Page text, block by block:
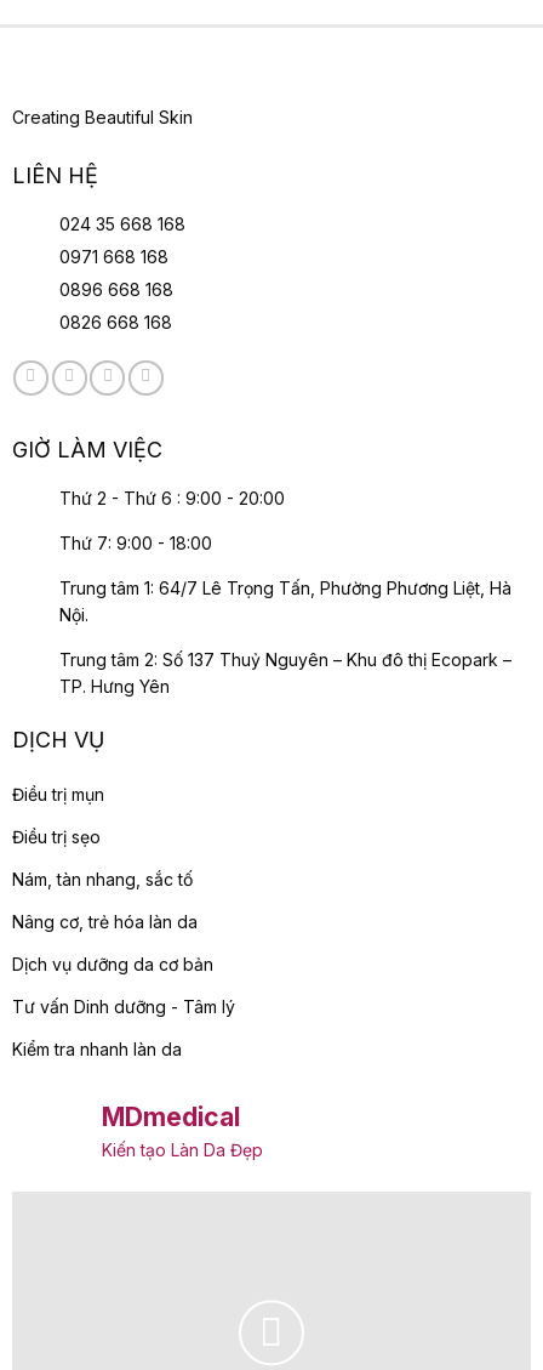
Creating Beautiful Skin
LIÊN HỆ
024 35 668 168
0971 668 168
0896 668 168
0826 668 168
GIỜ LÀM VIỆC
Thứ 2 - Thứ 6 : 9:00 - 20:00
Thứ 7: 9:00 - 18:00
Trung tâm 1: 64/7 Lê Trọng Tấn, Phường Phương Liệt, Hà
Nội.
Trung tâm 2: Số 137 Thuỷ Nguyên – Khu đô thị Ecopark –
TP. Hưng Yên
DỊCH VỤ
Điều trị mụn
Điều trị sẹo
Nám, tàn nhang, sắc tố
Nâng cơ, trẻ hóa làn da
Dịch vụ dưỡng da cơ bản
Tư vấn Dinh dưỡng - Tâm lý
Kiểm tra nhanh làn da
MDmedical
Kiến tạo Làn Da Đẹp